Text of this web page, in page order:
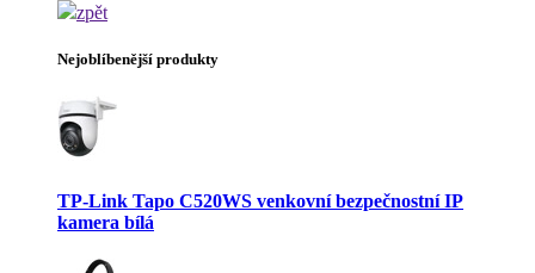
zpět
Nejoblíbenější produkty
TP-Link Tapo C520WS venkovní bezpečnostní IP
kamera bílá